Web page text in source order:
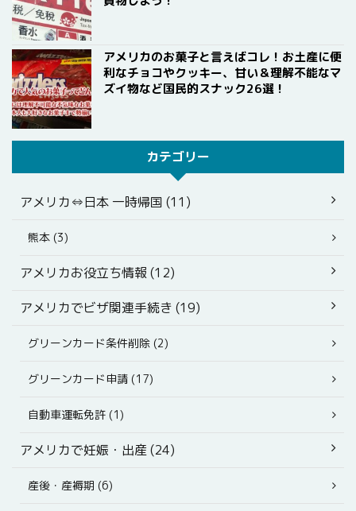
アメリカのお菓子と言えばコレ！お土産に便
利なチョコやクッキー、甘い＆理解不能なマ
ズイ物など国民的スナック26選！
カテゴリー
アメリカ⇔日本 一時帰国 (11)
熊本 (3)
アメリカお役立ち情報 (12)
アメリカでビザ関連手続き (19)
グリーンカード条件削除 (2)
グリーンカード申請 (17)
自動車運転免許 (1)
アメリカで妊娠・出産 (24)
産後・産褥期 (6)